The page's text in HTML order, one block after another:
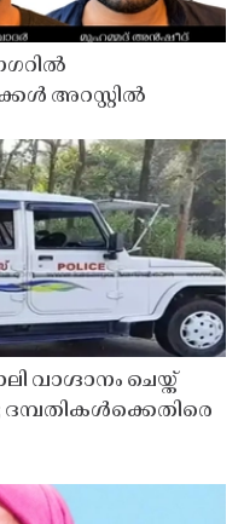
അറസ്റ്റിൽ
വാഗ്ദാനം ചെയ്ത്
ദമ്പതികൾക്കെതിരെ